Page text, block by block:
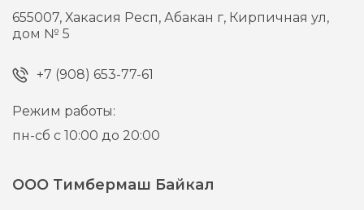
655007,Хакасия Респ, Абакан г, Кирпичная ул,
дом № 5
+7 (908) 653-77-61
Режим работы:
пн-сб с 10:00 до 20:00
ООО Тимбермаш Байкал